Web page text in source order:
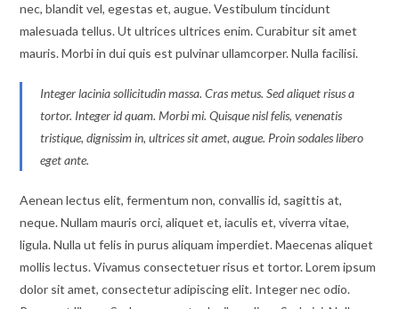
nec, blandit vel, egestas et, augue. Vestibulum tincidunt
malesuada tellus. Ut ultrices ultrices enim. Curabitur sit amet
mauris. Morbi in dui quis est pulvinar ullamcorper. Nulla facilisi.
Integer lacinia sollicitudin massa. Cras metus. Sed aliquet risus a
tortor. Integer id quam. Morbi mi. Quisque nisl felis, venenatis
tristique, dignissim in, ultrices sit amet, augue. Proin sodales libero
eget ante.
Aenean lectus elit, fermentum non, convallis id, sagittis at,
neque. Nullam mauris orci, aliquet et, iaculis et, viverra vitae,
ligula. Nulla ut felis in purus aliquam imperdiet. Maecenas aliquet
mollis lectus. Vivamus consectetuer risus et tortor. Lorem ipsum
dolor sit amet, consectetur adipiscing elit. Integer nec odio.